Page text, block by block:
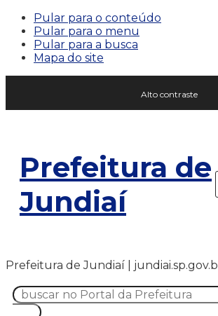
Pular para o conteúdo
Pular para o menu
Pular para a busca
Mapa do site
Alto contraste
Prefeitura de
Jundiaí
Prefeitura de Jundiaí |